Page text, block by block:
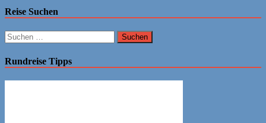
Reise Suchen
Suchen
nach:
Rundreise Tipps